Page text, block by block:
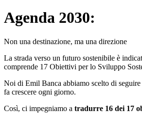
Agenda 2030:
Non una destinazione, ma una direzione
La strada verso un futuro sostenibile è
comprende 17 Obiettivi per lo Sviluppo
Noi di Emil Banca abbiamo scelto di
fa crescere ogni giorno.
Così, ci impegniamo a tradurre 16 dei 17